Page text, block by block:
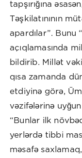
tapşırığına
Təşkilatınının
apardılar”. Bunu
açıqlamasında
bildirib. Millət
qısa zamanda
etdiyinə görə,
vəzifələrinə
“Bunlar ilk
yerlərdə tibbi
məsafə